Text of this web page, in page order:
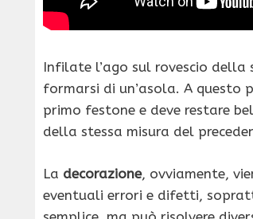
Infilate l’ago sul rovescio
formarsi di un’asola. A
primo festone e deve restare
della stessa misura del
La decorazione, ovviamente,
eventuali errori e difetti,